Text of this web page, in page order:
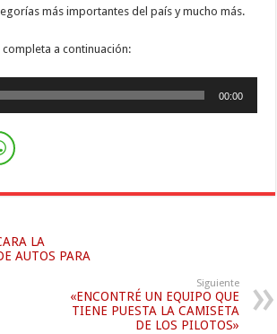
más importantes del país y mucho más.
completa a continuación:
00:00
LA
AUTOS PARA
Siguiente
«ENCONTRÉ UN EQUIPO QUE
TIENE PUESTA LA CAMISETA
DE LOS PILOTOS»